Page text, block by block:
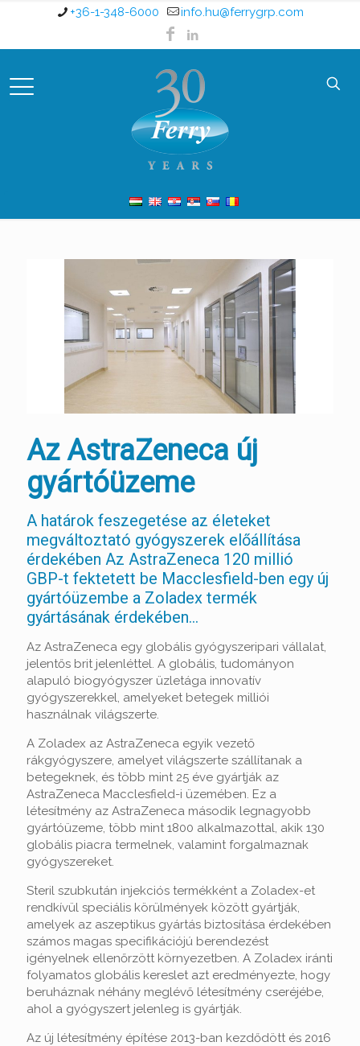
+36-1-348-6000 info.hu@ferrygrp.com
Az AstraZeneca új
gyártóüzeme
A határok feszegetése az életeket
megváltoztató gyógyszerek előállítása
érdekében Az AstraZeneca 120 millió
GBP-t fektetett be Macclesfield-ben egy új
gyártóüzembe a Zoladex termék
gyártásának érdekében…
Az AstraZeneca egy globális gyógyszeripari vállalat,
jelentős brit jelenléttel. A globális, tudományon
alapuló biogyógyszer üzletága innovatív
gyógyszerekkel, amelyeket betegek milliói
használnak világszerte.
A Zoladex az AstraZeneca egyik vezető
rákgyógyszere, amelyet világszerte szállítanak a
betegeknek, és több mint 25 éve gyártják az
AstraZeneca Macclesfield-i üzemében. Ez a
létesítmény az AstraZeneca második legnagyobb
gyártóüzeme, több mint 1800 alkalmazottal, akik 130
globális piacra termelnek, valamint forgalmaznak
gyógyszereket.
Steril szubkután injekciós termékként a Zoladex-et
rendkívül speciális körülmények között gyártják,
amelyek az aszeptikus gyártás biztosítása érdekében
számos magas specifikációjú berendezést
igényelnek ellenőrzött környezetben. A Zoladex iránti
folyamatos globális kereslet azt eredményezte, hogy
beruháznak néhány meglévő létesítmény cseréjébe,
ahol a gyógyszert jelenleg is gyártják.
Az új létesítmény építése 2013-ban kezdődött és 2016